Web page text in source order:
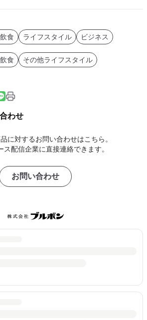
食 ライフスタイル ビジネス
食
その他ライフスタイル
わせ
に対するお問い合わせはこちら。
ス配信企業に直接連絡できます。
お問い合わせ